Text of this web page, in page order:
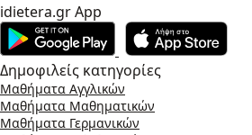
idietera.gr App
Δημοφιλείς κατηγορίες
Μαθήματα Αγγλικών
Μαθήματα Μαθηματικών
Μαθήματα Γερμανικών